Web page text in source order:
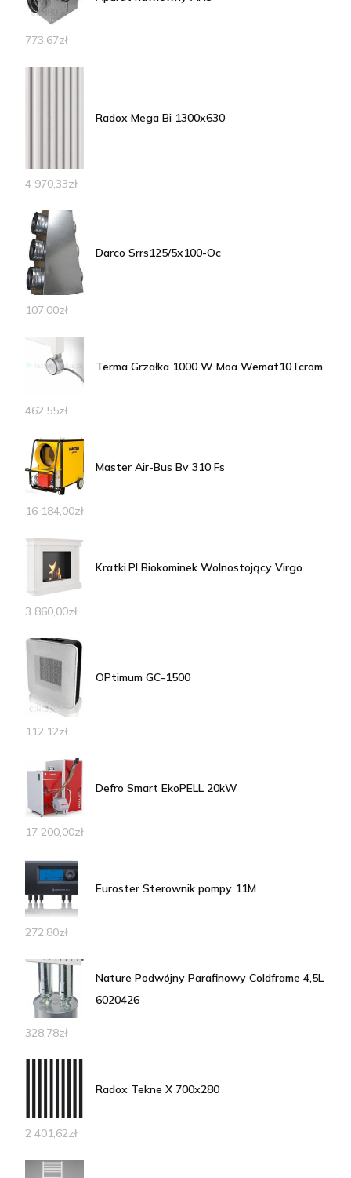
773,67zł
Radox Mega Bi 1300x630
4 970,33zł
Darco Srrs125/5x100-Oc
107,00zł
Terma Grzałka 1000 W Moa Wemat10Tcrom
462,55zł
Master Air-Bus Bv 310 Fs
16 184,00zł
Kratki.Pl Biokominek Wolnostojący Virgo
3 860,00zł
OPtimum GC-1500
112,12zł
Defro Smart EkoPELL 20kW
17 200,00zł
Euroster Sterownik pompy 11M
272,80zł
Nature Podwójny Parafinowy Coldframe 4,5L
6020426
328,78zł
Radox Tekne X 700x280
2 401,62zł